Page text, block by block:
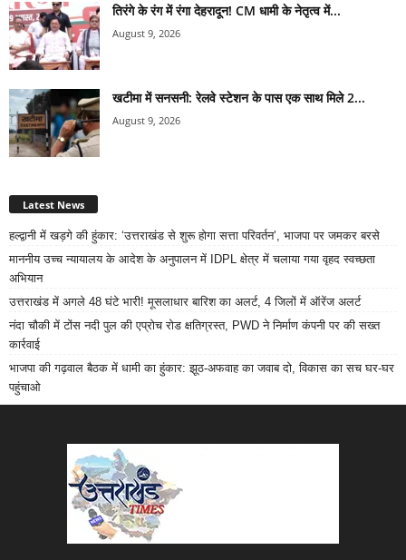
तिरंगे के रंग में रंगा देहरादून! CM धामी के नेतृत्व में...
August 9, 2026
खटीमा में सनसनी: रेलवे स्टेशन के पास एक साथ मिले 2...
August 9, 2026
Latest News
हल्द्वानी में खड़गे की हुंकार: ‘उत्तराखंड से शुरू होगा सत्ता परिवर्तन’, भाजपा पर जमकर बरसे
माननीय उच्च न्यायालय के आदेश के अनुपालन में IDPL क्षेत्र में चलाया गया वृहद स्वच्छता
अभियान
उत्तराखंड में अगले 48 घंटे भारी! मूसलाधार बारिश का अलर्ट, 4 जिलों में ऑरेंज अलर्ट
नंदा चौकी में टोंस नदी पुल की एप्रोच रोड क्षतिग्रस्त, PWD ने निर्माण कंपनी पर की सख्त
कार्रवाई
भाजपा की गढ़वाल बैठक में धामी का हुंकार: झूठ-अफवाह का जवाब दो, विकास का सच घर-घर
पहुंचाओ